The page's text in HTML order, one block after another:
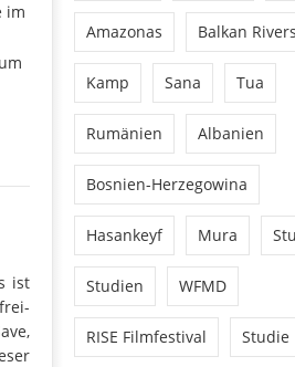
im
ist
Amazonas Balkan
Kamp Sana Tua
Rumänien Albanien
Bosnien-Herzegowina
Hasankeyf Mura
Studien WFMD
RISE Filmfestival Studie